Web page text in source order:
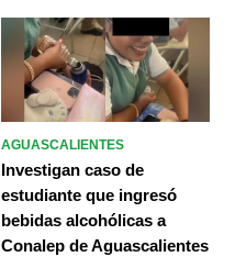
AGUASCALIENTES
Investigan caso de
estudiante que ingresó
bebidas alcohólicas a
Conalep de Aguascalientes